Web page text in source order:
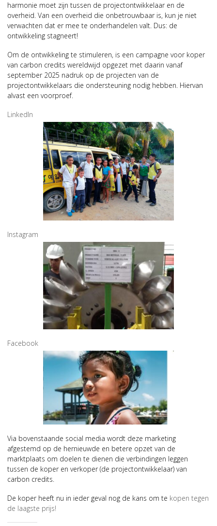
harmonie moet zijn tussen de projectontwikkelaar en de
overheid. Van een overheid die onbetrouwbaar is, kun je niet
verwachten dat er mee te onderhandelen valt. Dus: de
ontwikkeling stagneert!
Om de ontwikkeling te stimuleren, is een campagne voor koper
van carbon credits wereldwijd opgezet met daarin vanaf
september 2025 nadruk op de projecten van de
projectontwikkelaars die ondersteuning nodig hebben. Hiervan
alvast een voorproef.
LinkedIn
Instagram
Facebook
Via bovenstaande social media wordt deze marketing
afgestemd op de hernieuwde en betere opzet van de
marktplaats om doelen te dienen die verbindingen leggen
tussen de koper en verkoper (de projectontwikkelaar) van
carbon credits.
De koper heeft nu in ieder geval nog de kans om te kopen tegen
de laagste prijs!